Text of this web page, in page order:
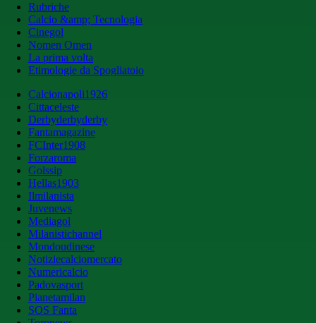
Rubriche
Calcio &amp; Tecnologia
Cinegol
Nomen Omen
La prima volta
Etimologie da Spogliatoio
Calcionapoli1926
Cittaceleste
Derbyderbyderby
Fantamagazine
FCInter1908
Forzaroma
Golssip
Hellas1903
Ilmilanista
Juvenews
Mediagol
Milanistichannel
Mondoudinese
Notiziecalciomercato
Numericalcio
Padovasport
Pianetamilan
SOS Fanta